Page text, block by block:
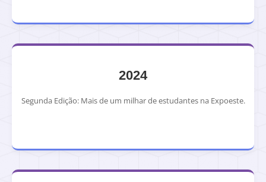
2024
Segunda Edição: Mais de um milhar de estudantes na Expoeste.